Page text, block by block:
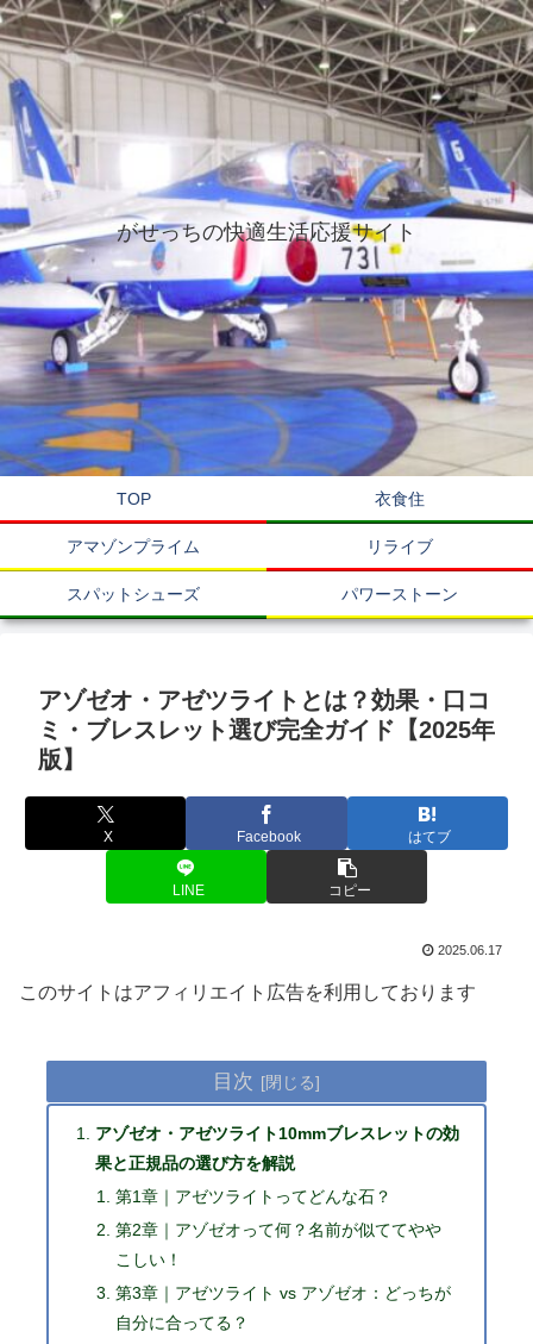
がせっちの快適生活応援サイト
TOP 衣食住
アマゾンプライム リライブ
スパットシューズ パワーストーン
アゾゼオ・アゼツライトとは？効果・口コ
ミ・ブレスレット選び完全ガイド【2025年
版】
X Facebook はてブ
LINE コピー
2025.06.17
このサイトはアフィリエイト広告を利用しております
目次
アゾゼオ・アゼツライト10mmブレスレットの効
果と正規品の選び方を解説
第1章｜アゼツライトってどんな石？
第2章｜アゾゼオって何？名前が似ててやや
こしい！
第3章｜アゼツライト vs アゾゼオ：どっちが
自分に合ってる？